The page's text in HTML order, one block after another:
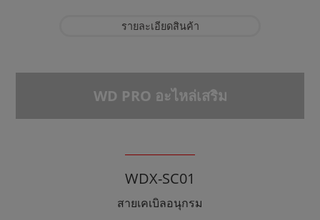
รายละเอียดสินค้า
WD PRO อะไหล่เสริม
WDX-SC01
สายเคเบิลอนุกรม